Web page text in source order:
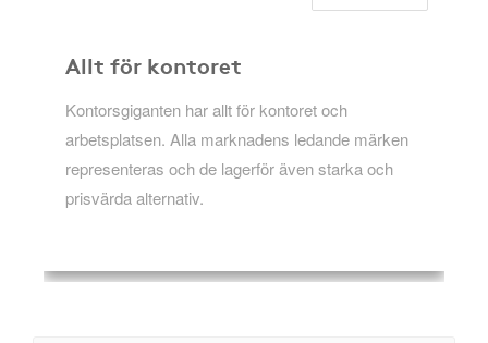
Allt för kontoret
Kontorsgiganten har allt för kontoret och
arbetsplatsen. Alla marknadens ledande märken
representeras och de lagerför även starka och
prisvärda alternativ.